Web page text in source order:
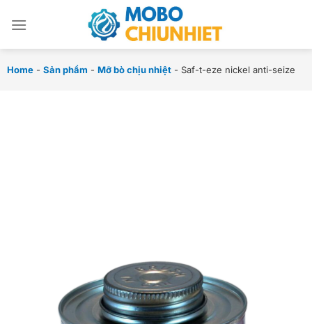
đến
Home - Sản phẩm - Mỡ bò chịu nhiệt - Saf-t-eze nickel anti-seize